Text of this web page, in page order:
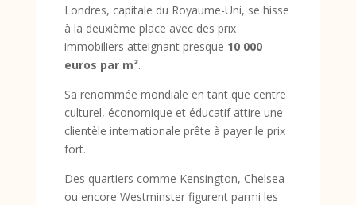
Londres, capitale du Royaume-Uni, se hisse
à la deuxième place avec des prix
immobiliers atteignant presque 10 000
euros par m².
Sa renommée mondiale en tant que centre
culturel, économique et éducatif attire une
clientèle internationale prête à payer le prix
fort.
Des quartiers comme Kensington, Chelsea
ou encore Westminster figurent parmi les